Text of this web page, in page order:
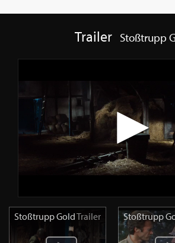
Trailer Stoßtrupp
Stoßtrupp GoldTrailer Stoßtrupp